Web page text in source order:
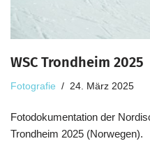
WSC Trondheim 2025
Fotografie 24. März 2025
Fotodokumentation der
Trondheim 2025 (Norwegen).